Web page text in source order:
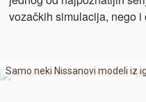
vozačkih simulacija, nego i
Samo neki Nissanovi modeli iz